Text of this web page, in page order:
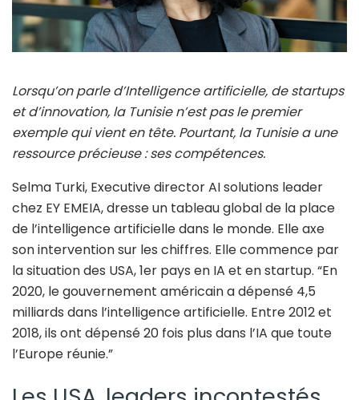
Lorsqu’on parle d’Intelligence artificielle, de startups
et d’innovation, la Tunisie n’est pas le premier
exemple qui vient en tête. Pourtant, la Tunisie a une
ressource précieuse : ses compétences.
Selma Turki, Executive director AI solutions leader
chez EY EMEIA, dresse un tableau global de la place
de l’intelligence artificielle dans le monde. Elle axe
son intervention sur les chiffres. Elle commence par
la situation des USA, 1er pays en IA et en startup. “En
2020, le gouvernement américain a dépensé 4,5
milliards dans l’intelligence artificielle. Entre 2012 et
2018, ils ont dépensé 20 fois plus dans l’IA que toute
l’Europe réunie.”